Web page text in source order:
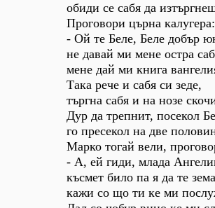
обиди се сабя да
Проговори църна калугера:
- Ой те Беле, Беле добър
не давай ми мене остра
мене дай ми книга
Така рече и сабя си зеде,
търгна сабя и на нозе
Дур да трепнит, посекол
го пресекол на две
Марко тогай вели,
- А, ей гиди, млада
късмет било па я да те
кажи со що ти ке ми